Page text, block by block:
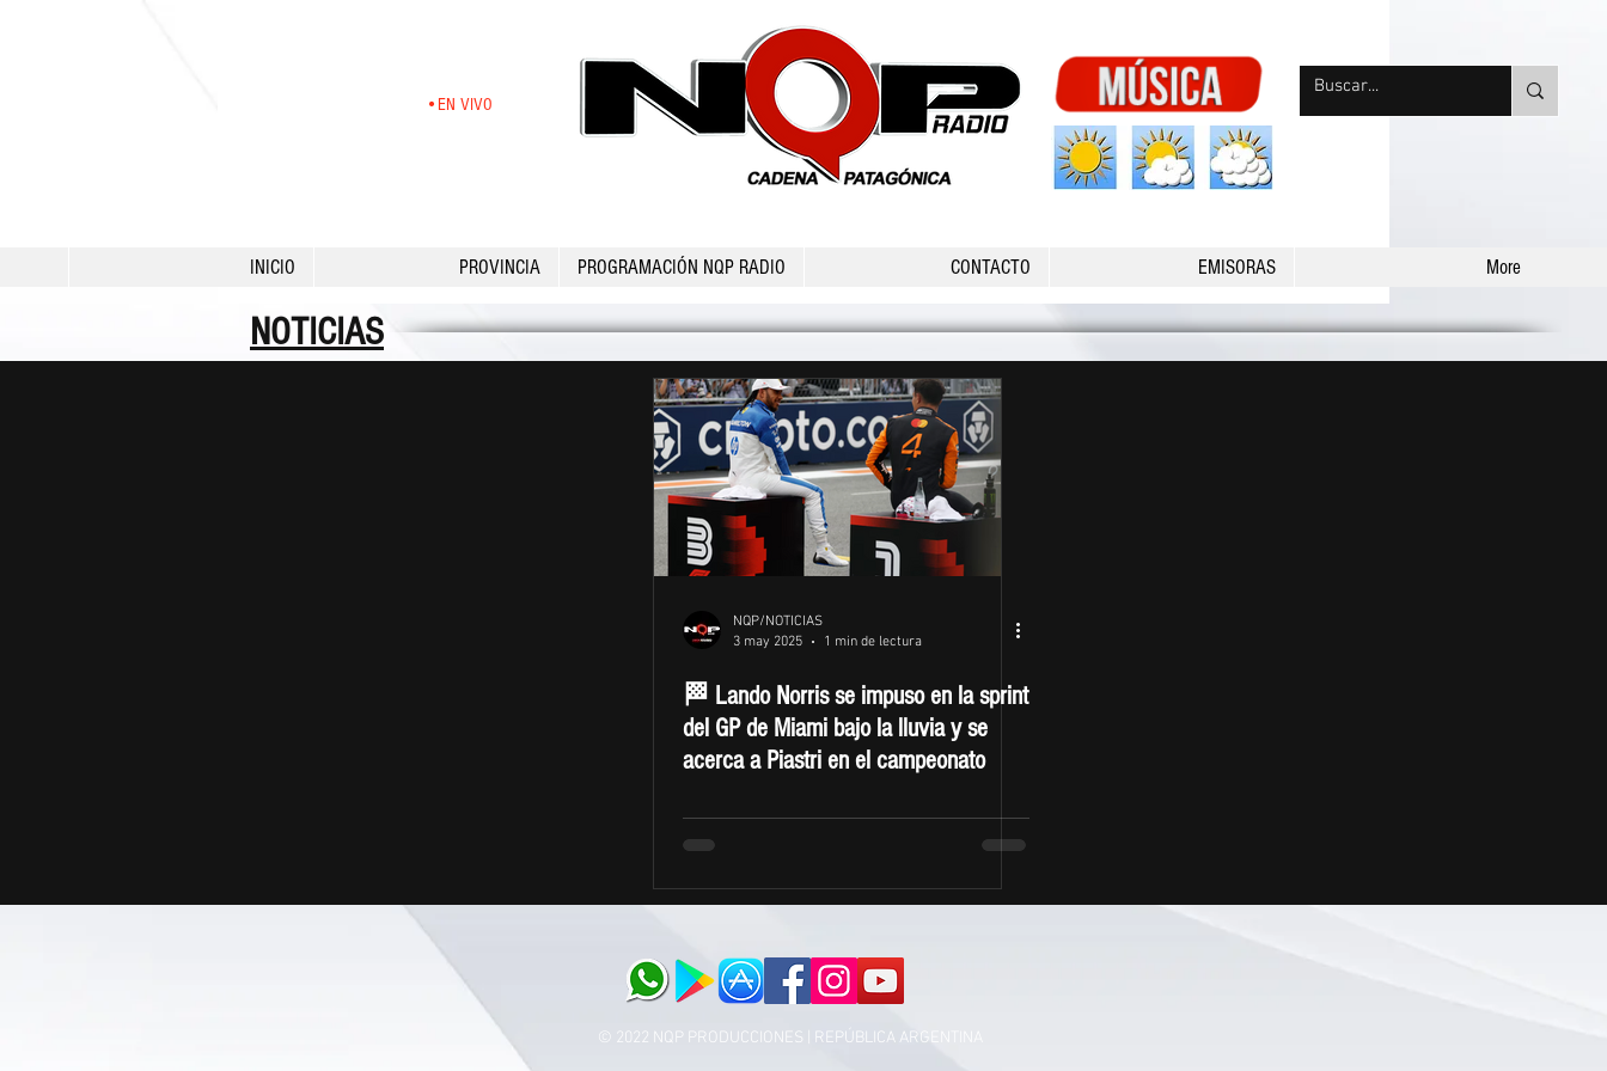
•EN VIVO
INICIO PROVINCIA PROGRAMACIÓN NQP RADIO CONTACTO EMISORAS More
NOTICIAS
NQP/NOTICIAS
3 may 2025
1 min de lectura
🏁 Lando Norris se impuso en la sprint
del GP de Miami bajo la lluvia y se
acerca a Piastri en el campeonato
© 2022 NQP PRODUCCIONES | REPÚBLICA ARGENTINA